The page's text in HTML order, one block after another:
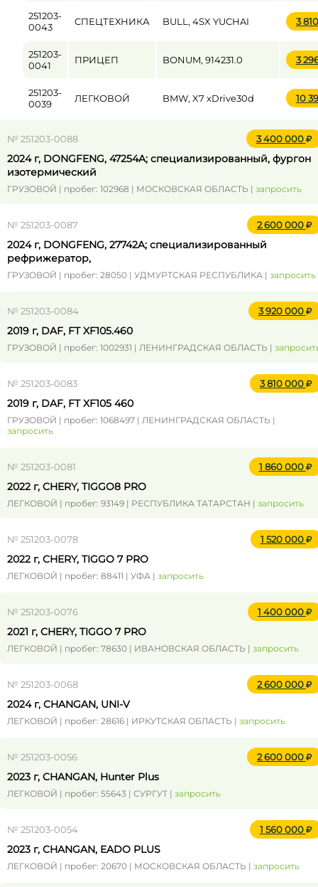
251203-
0043
СПЕЦТЕХНИКА BULL, 4SX YUCHAI 3
251203-
0041
ПРИЦЕП BONUM, 914231.0 3
251203-
0039
ЛЕГКОВОЙ BMW, X7 xDrive30d 10
№ 251203-0088 3 400 000
2024 г, DONGFENG, 47254A; специализированный, фургон
изотермический
ГРУЗОВОЙ | пробег: 102968 | МОСКОВСКАЯ ОБЛАСТЬ | запросить
№ 251203-0087 2 600 000
2024 г, DONGFENG, 27742A; специализированный
рефрижератор,
ГРУЗОВОЙ | пробег: 28050 | УДМУРТСКАЯ РЕСПУБЛИКА | запросить
№ 251203-0084 3 920 000
2019 г, DAF, FT XF105.460
ГРУЗОВОЙ | пробег: 1002931 | ЛЕНИНГРАДСКАЯ ОБЛАСТЬ |
№ 251203-0083 3 810 000
2019 г, DAF, FT XF105 460
ГРУЗОВОЙ | пробег: 1068497 | ЛЕНИНГРАДСКАЯ ОБЛАСТЬ |
запросить
№ 251203-0081 1 860 000
2022 г, CHERY, TIGGO8 PRO
ЛЕГКОВОЙ | пробег: 93149 | РЕСПУБЛИКА ТАТАРСТАН | запросить
№ 251203-0078 1 520 000
2022 г, CHERY, TIGGO 7 PRO
ЛЕГКОВОЙ | пробег: 88411 | УФА | запросить
№ 251203-0076 1 400 000
2021 г, CHERY, TIGGO 7 PRO
ЛЕГКОВОЙ | пробег: 78630 | ИВАНОВСКАЯ ОБЛАСТЬ | запросить
№ 251203-0068 2 600 000
2024 г, CHANGAN, UNI-V
ЛЕГКОВОЙ | пробег: 28616 | ИРКУТСКАЯ ОБЛАСТЬ | запросить
№ 251203-0056 2 600 000
2023 г, CHANGAN, Hunter Plus
ЛЕГКОВОЙ | пробег: 55643 | СУРГУТ | запросить
№ 251203-0054 1 560 000
2023 г, CHANGAN, EADO PLUS
ЛЕГКОВОЙ | пробег: 20670 | МОСКОВСКАЯ ОБЛАСТЬ | запросить